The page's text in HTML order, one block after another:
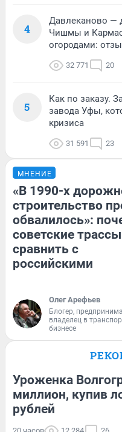
4
Давлеканово —
Чишмы и
огородами:
32 771 20
5
Как по заказу.
завода Уфы,
кризиса
31 591 23
МНЕНИЕ
«В 1990-х
строительство
обвалилось»:
советские
сравнить с
российскими
Олег Арефьев
Блогер,
владелец в
бизнесе
Уроженка
миллион, купив
рублей